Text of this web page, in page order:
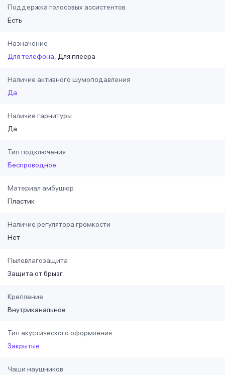
Поддержка голосовых ассистентов
Есть
Назначение
Для телефона Для плеера
Наличие активного шумоподавления
Да
Наличие гарнитуры
Да
Тип подключения
Беспроводное
Материал амбушюр
Пластик
Наличие регулятора громкости
Нет
Пылевлагозащита
Защита от брызг
Крепление
Внутриканальное
Тип акустического оформления
Закрытые
Чаши наушников